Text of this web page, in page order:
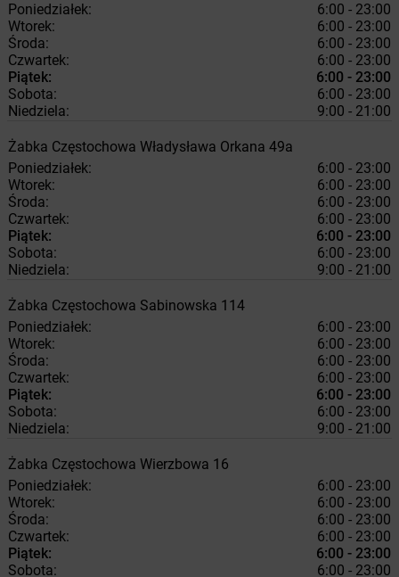
Poniedziałek:
6:00 - 23:00
Wtorek:
6:00 - 23:00
Środa:
6:00 - 23:00
Czwartek:
6:00 - 23:00
Piątek:
6:00 - 23:00
Sobota:
6:00 - 23:00
Niedziela:
9:00 - 21:00
Żabka Częstochowa Władysława Orkana 49a
Poniedziałek:
6:00 - 23:00
Wtorek:
6:00 - 23:00
Środa:
6:00 - 23:00
Czwartek:
6:00 - 23:00
Piątek:
6:00 - 23:00
Sobota:
6:00 - 23:00
Niedziela:
9:00 - 21:00
Żabka Częstochowa Sabinowska 114
Poniedziałek:
6:00 - 23:00
Wtorek:
6:00 - 23:00
Środa:
6:00 - 23:00
Czwartek:
6:00 - 23:00
Piątek:
6:00 - 23:00
Sobota:
6:00 - 23:00
Niedziela:
9:00 - 21:00
Żabka Częstochowa Wierzbowa 16
Poniedziałek:
6:00 - 23:00
Wtorek:
6:00 - 23:00
Środa:
6:00 - 23:00
Czwartek:
6:00 - 23:00
Piątek:
6:00 - 23:00
Sobota:
6:00 - 23:00